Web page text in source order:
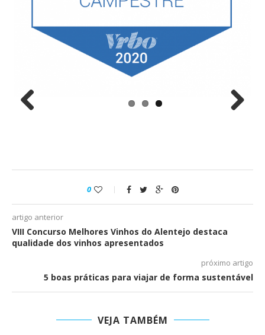
0
artigo anterior
VIII Concurso Melhores Vinhos do Alentejo destaca
qualidade dos vinhos apresentados
próximo artigo
5 boas práticas para viajar de forma sustentável
VEJA TAMBÉM